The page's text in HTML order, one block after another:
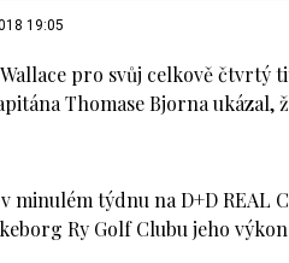
19:05
pro svůj celkově
Thomase Bjorna
minulém týdnu na D+D REAL
Ry Golf Clubu jeho